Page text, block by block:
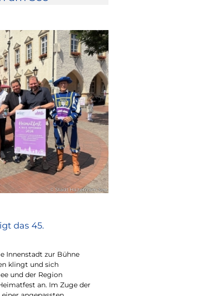
© Stadt Haltern am See
das 45.
Innenstadt zur Bühne
klingt und sich
und der Region
an. Im Zuge der